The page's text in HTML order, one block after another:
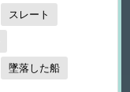
スレート
墜落した船